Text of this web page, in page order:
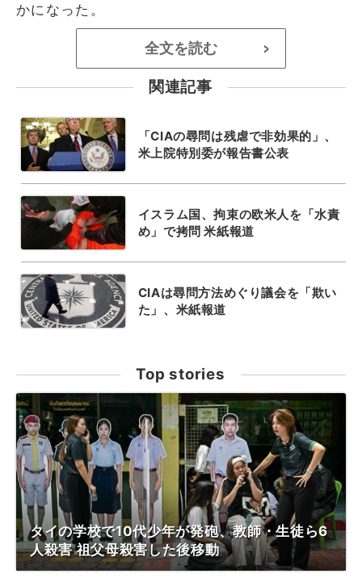
かになった。
全文を読む >
関連記事
「CIAの尋問は残虐で非効果的」、
米上院特別委が報告書公表
イスラム国、拘束の欧米人を「水責
め」で拷問 米紙報道
CIAは尋問方法めぐり議会を「欺い
た」、米紙報道
Top stories
タイの学校で10代少年が発砲、教師・生徒ら6
人殺害 祖父母殺害した後移動